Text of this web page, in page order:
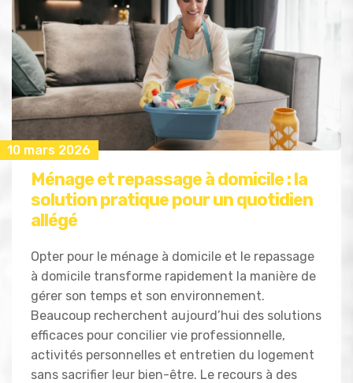
10 mars 2026
Ménage et repassage à domicile : la
solution pratique pour un quotidien
allégé
Opter pour le ménage à domicile et le repassage
à domicile transforme rapidement la manière de
gérer son temps et son environnement.
Beaucoup recherchent aujourd’hui des solutions
efficaces pour concilier vie professionnelle,
activités personnelles et entretien du logement
sans sacrifier leur bien-être. Le recours à des